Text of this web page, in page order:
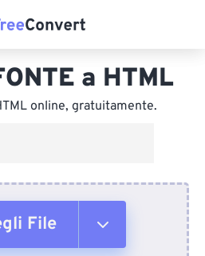
a HTML
online, gratuitamente.
File